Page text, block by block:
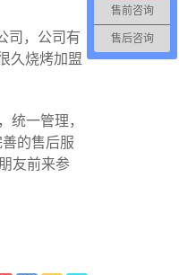
司，公司有
久烧烤加盟
统一管理，
的售后服
友前来参
售前咨询
售后咨询